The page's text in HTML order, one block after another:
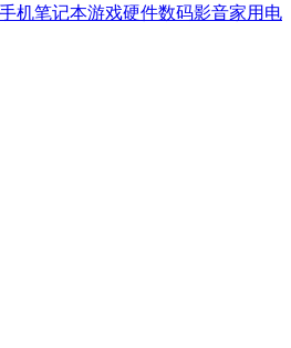
手机笔记本游戏硬件数码影音家用电